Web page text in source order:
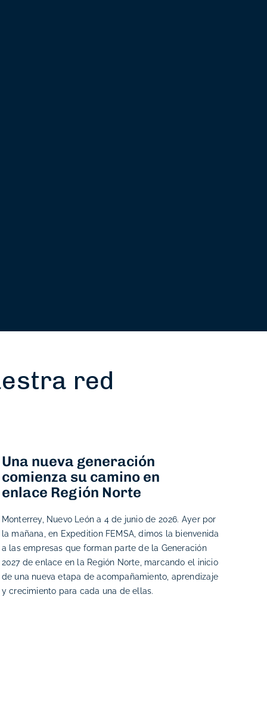
red
Una nueva generación
comienza su camino en
enlace Región Norte
Monterrey, Nuevo León a 4 de junio de 2026. Ayer por
la mañana, en Expedition FEMSA, dimos la bienvenida
a las empresas que forman parte de la Generación
2027 de enlace en la Región Norte, marcando el inicio
de una nueva etapa de acompañamiento, aprendizaje
y crecimiento para cada una de ellas.